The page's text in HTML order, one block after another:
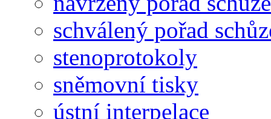
schválený pořad
stenoprotokoly
sněmovní tisky
ústní interpelace